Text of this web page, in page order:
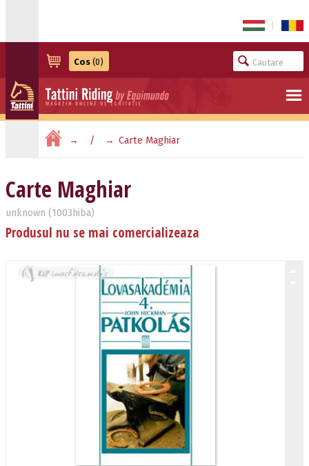
Cos (0)
Carte Maghiar
Carte Maghiar
unknown (1003hiba)
Produsul nu se mai comercializeaza